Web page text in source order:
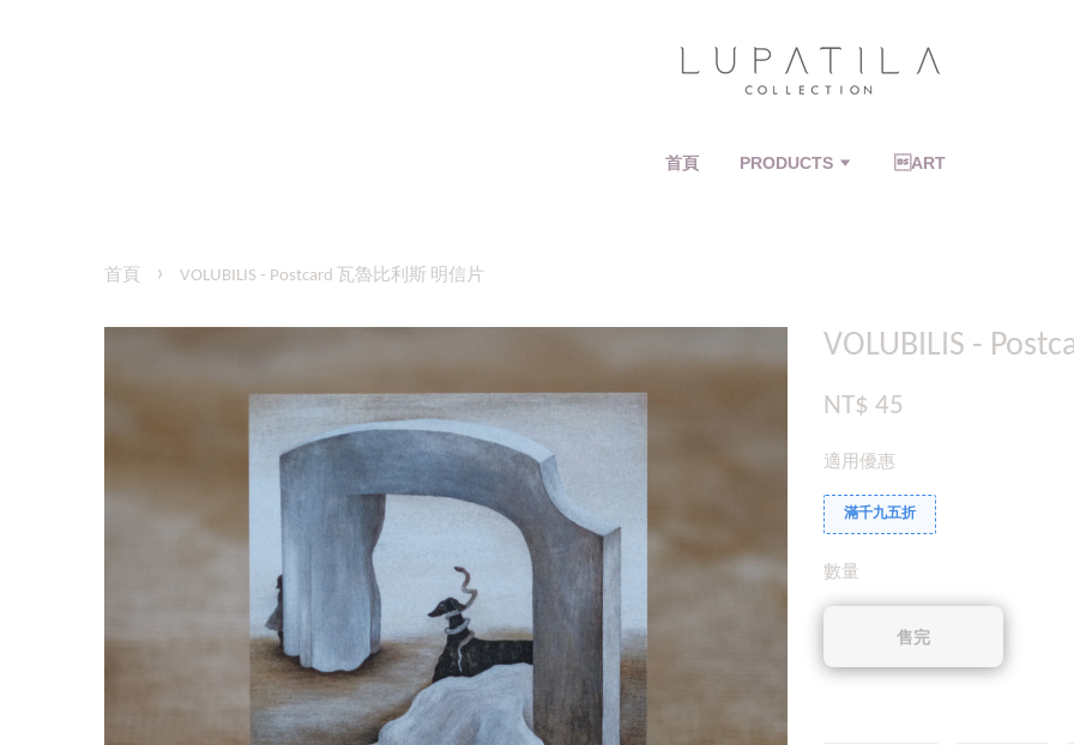
首頁 PRODUCTS ART
首頁 › VOLUBILIS - Postcard 瓦魯比利斯 明信片
VOLUBILIS -
NT$ 45
適用優惠
滿千九五折
數量
售完